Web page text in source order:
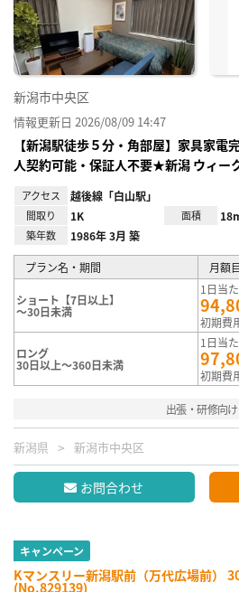
新潟市中央区
情報更新日 2026/08/09 14:47
【新潟駅徒歩５分・角部屋】家具家
人契約可能・保証人不要★新潟 ウィー
アクセス 越後線「白山駅」
間取り 1K 面積
築年数 1986年 3月 築
プラン名・期間 月額
ショート【7日以上】
～30日未満
1日当
初期費
ロング
30日以上～360日未満
1日当
初期費
出張・研修向け
新潟県 新潟市中央区
お問合わせ
キャンペーン
Kマンスリー新潟駅前（万代広場前）
(No.829139)